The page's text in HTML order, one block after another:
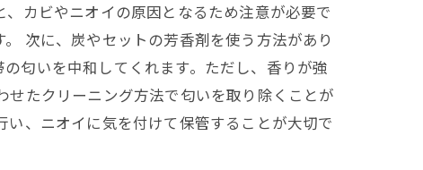
カビやニオイの原因となるため注意が必要で
次に、炭やセットの芳香剤を使う方法があり
匂いを中和してくれます。ただし、香りが強
たクリーニング方法で匂いを取り除くことが
、ニオイに気を付けて保管することが大切で